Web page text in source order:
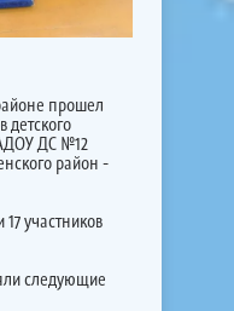
прошел
детского
ДС №12
район -
участников
следующие